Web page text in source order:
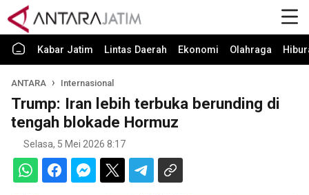
Kabar Jatim Lintas Daerah Ekonomi Olahraga
ANTARA Internasional
Trump: Iran lebih terbuka berunding di
tengah blokade Hormuz
Selasa, 5 Mei 2026 8:17